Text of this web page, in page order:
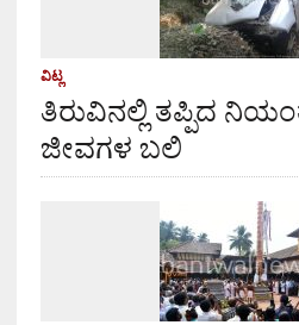
ವಿಟ್ಲ
ತಿರುವಿನಲ್ಲಿ ತಪ್ಪಿದ
ಜೀವಗಳ ಬಲಿ